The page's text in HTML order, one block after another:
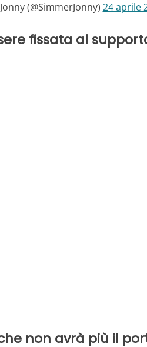
(@SimmerJonny) 24 aprile
fissata al
non avrà più il